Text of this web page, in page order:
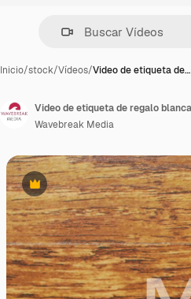
Inicio/stock/Vídeos/Video de etiqueta de…
Premium
Wavebreak Media